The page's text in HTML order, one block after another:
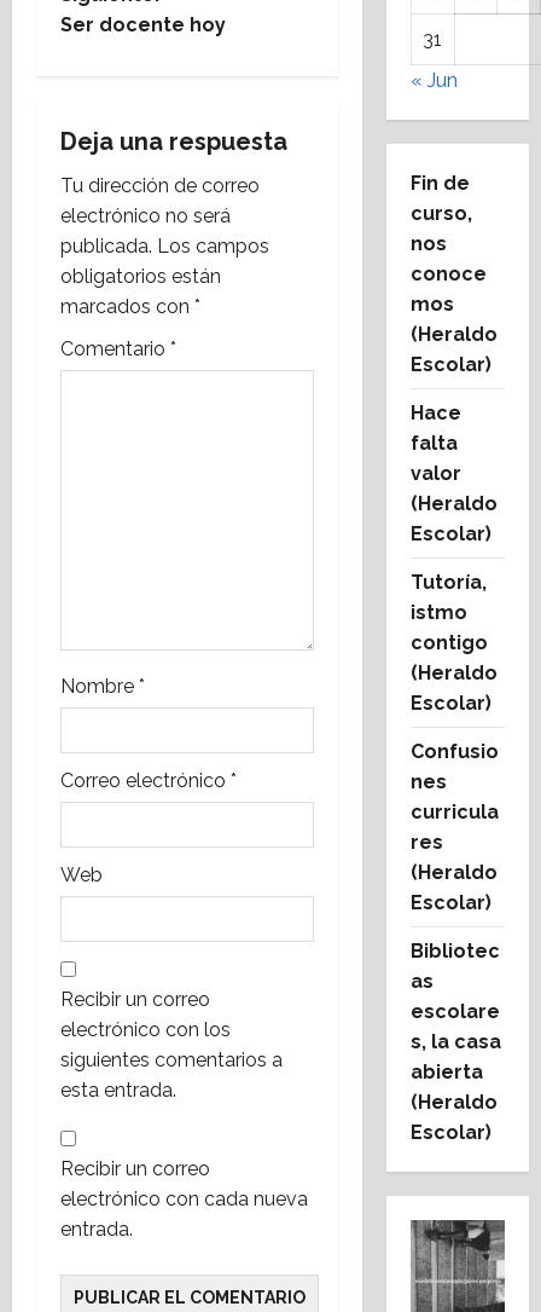
v
c
i
ó
n
r
d
s
Ser docente hoy
Deja una respuesta
Tu dirección de correo
electrónico no será
publicada. Los campos
obligatorios están
marcados con *
Comentario *
Nombre *
Correo electrónico *
Web
Recibir un correo
electrónico con los
siguientes comentarios a
esta entrada.
Recibir un correo
electrónico con cada nueva
entrada.
31
« Jun
Fin de
curso,
nos
conoce
mos
(Heraldo
Escolar)
Hace
falta
valor
(Heraldo
Escolar)
Tutoría,
istmo
contigo
(Heraldo
Escolar)
Confusio
nes
curricula
res
(Heraldo
Escolar)
Bibliotec
as
escolare
s, la casa
abierta
(Heraldo
Escolar)